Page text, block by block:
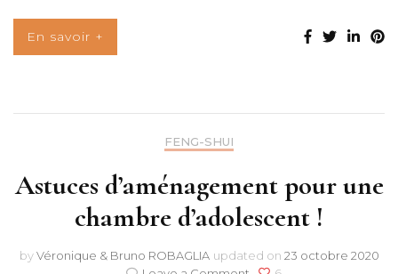
En savoir +
FENG-SHUI
Astuces d’aménagement pour une
chambre d’adolescent !
byVéronique & Bruno ROBAGLIA updated on 23 octobre 2020